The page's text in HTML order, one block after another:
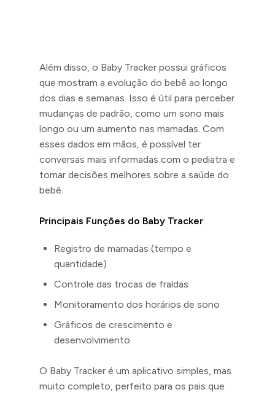
Além disso, o Baby Tracker possui gráficos
que mostram a evolução do bebê ao longo
dos dias e semanas. Isso é útil para perceber
mudanças de padrão, como um sono mais
longo ou um aumento nas mamadas. Com
esses dados em mãos, é possível ter
conversas mais informadas com o pediatra e
tomar decisões melhores sobre a saúde do
bebê.
Principais Funções do Baby Tracker:
Registro de mamadas (tempo e
quantidade)
Controle das trocas de fraldas
Monitoramento dos horários de sono
Gráficos de crescimento e
desenvolvimento
O Baby Tracker é um aplicativo simples, mas
muito completo, perfeito para os pais que